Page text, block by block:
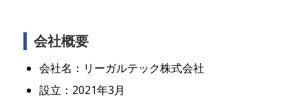
会社概要
会社名：リーガルテック株式会社
設立：2021年3月